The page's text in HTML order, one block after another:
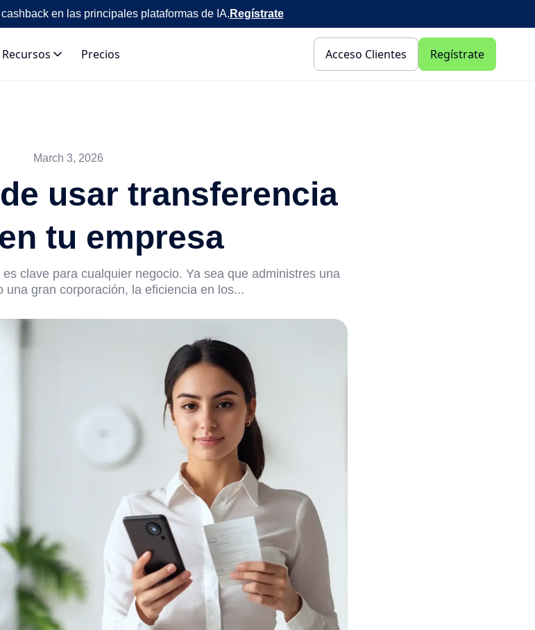
en las principales plataformas de IA. Regístrate
Recursos Precios Acceso Clientes Regístrate
March 3, 2026
usar transferencia
tu empresa
clave para cualquier negocio. Ya sea que administres una
una gran corporación, la eficiencia en los...